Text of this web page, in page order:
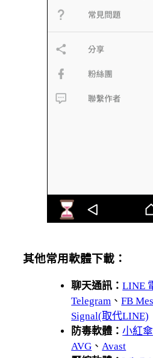
其他常用軟體下載：
聊天通訊：LINE
Telegram 、FB
Signal(取代LINE)
防毒軟體：小紅傘
AVG 、 Avast